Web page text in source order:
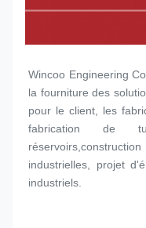
Wincoo Engineering
la fourniture des
pour le client, les
fabrication de
industrielles, projet
industriels.